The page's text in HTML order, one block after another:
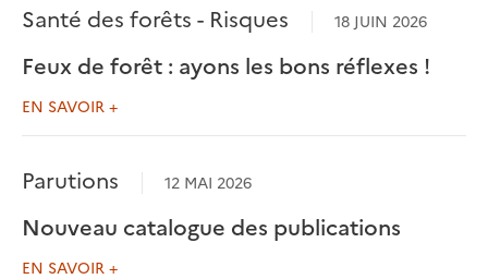
Santé des forêts - Risques 18 JUIN 2026
Feux de forêt : ayons les bons réflexes !
EN SAVOIR +
Parutions 12 MAI 2026
Nouveau catalogue des publications
EN SAVOIR +